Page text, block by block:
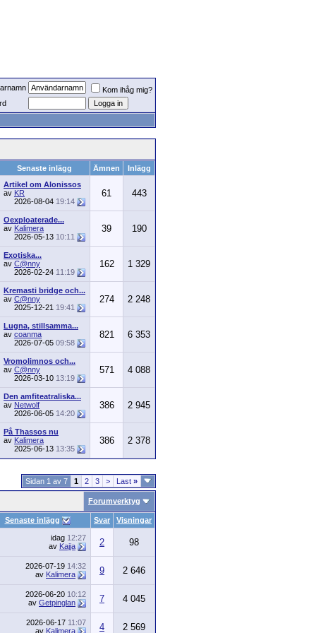
Kom ihåg mig?
Senaste inlägg Ämnen Inlägg
Artikel om Alonissos
av KR
2026-08-04 19:14
61 443
Oexploaterade...
av Kalimera
2026-05-13 10:11
39 190
Exotiska...
av C@nny
2026-02-24 11:19
162 1 329
Kremasti bridge och...
av C@nny
2025-12-21 19:41
274 2 248
Lugna, stillsamma...
av coanma
2026-07-05 09:58
821 6 353
Vromolimnos och...
av C@nny
2026-03-10 13:19
571 4 088
Den amfiteatraliska...
av Netwolf
2026-06-05 14:20
386 2 945
På Thassos nu
av Kalimera
2025-06-13 13:35
386 2 378
Sidan 1 av 7 1 2 3 > Last »
Forumverktyg
Senaste inlägg Svar Visningar
idag 12:27
av Kajja 2 98
2026-07-19 14:32
av Kalimera 9 2 646
2026-06-20 10:12
av Getpinglan 7 4 045
2026-06-17 11:07
av Kalimera 4 2 569